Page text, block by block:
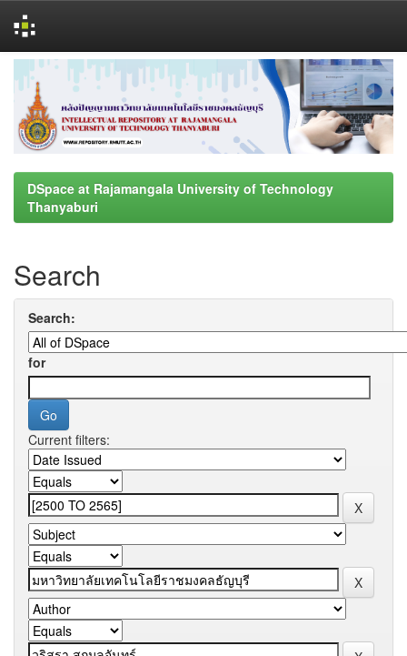
navigation
DSpace at Rajamangala University of Technology
Thanyaburi
Search
Search:
for
Current filters: